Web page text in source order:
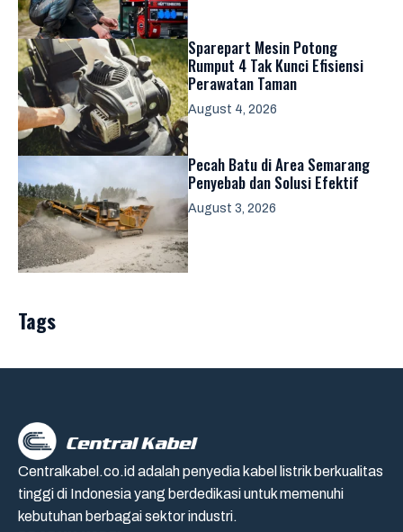
Sparepart Mesin Potong
Rumput 4 Tak Kunci Efisiensi
Perawatan Taman
August 4, 2026
Pecah Batu di Area Semarang
Penyebab dan Solusi Efektif
August 3, 2026
Tags
Centralkabel.co.id adalah penyedia kabel listrik berkualitas
tinggi di Indonesia yang berdedikasi untuk memenuhi
kebutuhan berbagai sektor industri.